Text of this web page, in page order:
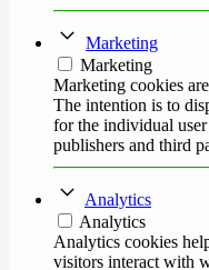
Marketing
Marketing
Marketing cookies
The intention is to
for the individual
publishers and third
Analytics
Analytics
Analytics cookies
visitors interact with